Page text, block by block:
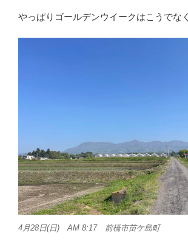
やっぱりゴールデンウイークはこうでな
4月28日(日) AM 8:17 前橋市苗ケ島町